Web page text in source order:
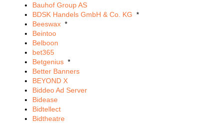
Bauhof Group AS
BDSK Handels GmbH & Co. KG *
Beeswax *
Beintoo
Belboon
bet365
Betgenius *
Better Banners
BEYOND X
Biddeo Ad Server
Bidease
Bidtellect
Bidtheatre